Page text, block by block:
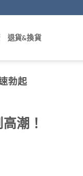
退貨&換貨
勃起
潮！